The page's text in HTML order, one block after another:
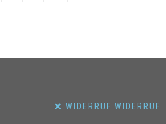
❌ WIDERRUF WIDERRUF